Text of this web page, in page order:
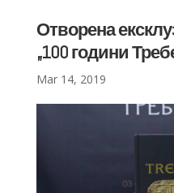
Отворена
„100 години
Mar 14, 2019